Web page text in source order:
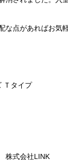
な点があればお気
タイプ
株式会社LINK